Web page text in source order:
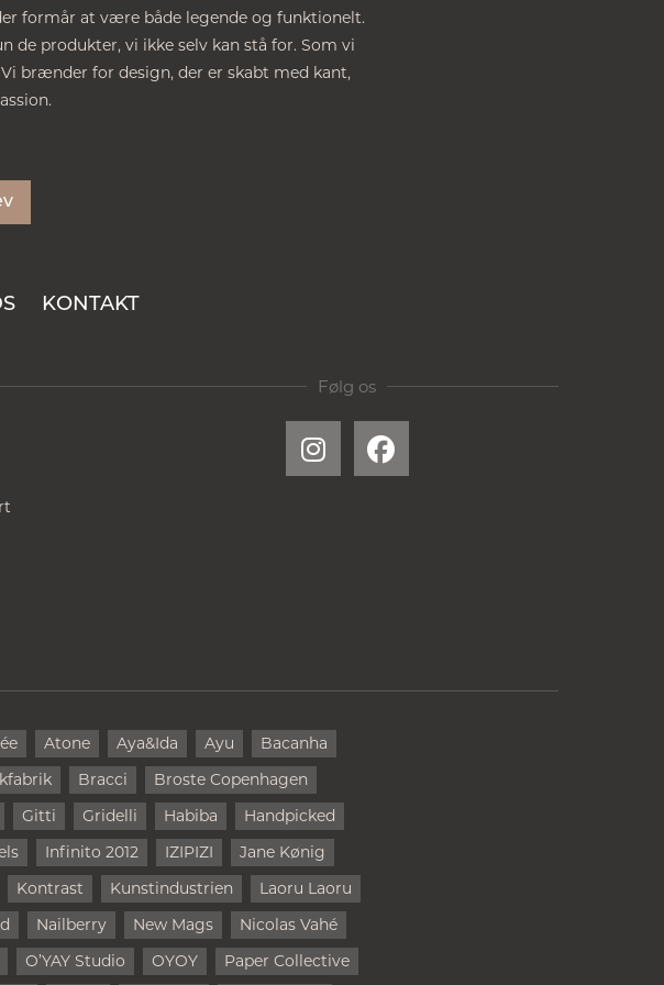
formår at være både legende og funktionelt.
produkter, vi ikke selv kan stå for. Som vi
brænder for design, der er skabt med kant,
KONTAKT
Følg os
Atone Aya&Ida Ayu
Bacanha
Bracci
Broste Copenhagen
Gitti Gridelli Habiba
Handpicked
Infinito 2012 IZIPIZI
Jane Kønig
Kontrast Kunstindustrien
Laoru Laoru
Nailberry New Mags
Nicolas Vahé
O’YAY Studio OYOY Paper Collective